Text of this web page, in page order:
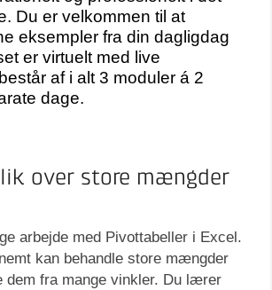
Du er velkommen til at
eksempler fra din dagligdag
er virtuelt med live
af i alt 3 moduler á 2
dage.
over store mængder
arbejde med Pivottabeller i Excel.
kan behandle store mængder
dem fra mange vinkler. Du lærer